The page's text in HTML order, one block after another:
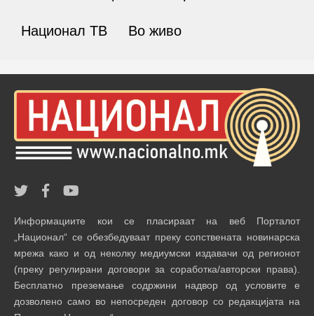
Национал ТВ Во живо
Информациите кои се пласираат на веб Порталот
„Национал“ се обезбедуваат преку сопствената новинарска
мрежа како и од неколку медиумски издавачи од регионот
(преку регулирани договори за соработка/авторски права).
Бесплатно преземање содржини надвор од условите е
дозволено само во непосреден договор со редакцијата на